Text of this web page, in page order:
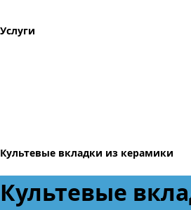
Услуги
Культевые вкладки из керамики
Культевые